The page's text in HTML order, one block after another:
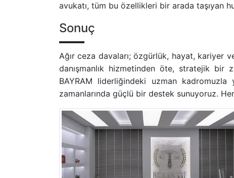
avukatı, tüm bu özellikleri bir arada taşıyan
Sonuç
Ağır ceza davaları; özgürlük, hayat, kariyer
danışmanlık hizmetinden öte, stratejik bir
BAYRAM liderliğindeki uzman kadromuzla
zamanlarında güçlü bir destek sunuyoruz.